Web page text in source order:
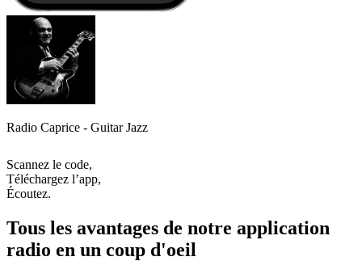
Radio Caprice - Guitar Jazz
Scannez le code,
Téléchargez l’app,
Écoutez.
Tous les avantages de notre application
radio en un coup d'oeil